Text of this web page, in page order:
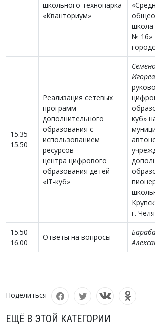
ЕЩЁ В ЭТОЙ КАТЕГОРИИ
школьного технопарка
«Кванториум»
школа
№ 16»
15.35-
15.50
Реализация сетевых
программ
дополнительного
образования с
использованием
ресурсов
центра цифрового
образования детей
«IT-куб»
куб»
г.
15.50-
16.00
Ответы на вопросы
Поделиться